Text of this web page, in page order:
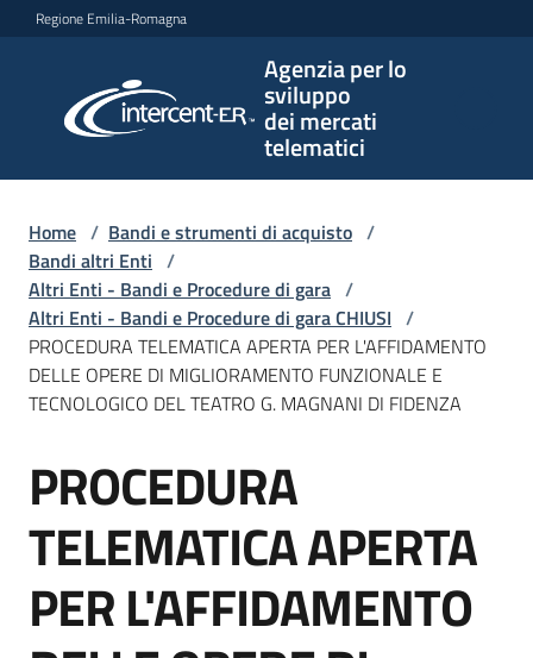
Vai al contenuto
Vai alla navigazione
Vai al footer
Regione Emilia-Romagna
Agenzia per lo
sviluppo
dei mercati
telematici
per lo
sviluppo
telematici
L'Agenzia
e
strumenti
acquisto
Supporto
Home / Bandi e strumenti di acquisto /
Bandi altri Enti /
Altri Enti - Bandi e Procedure di gara /
Altri Enti - Bandi e Procedure di gara CHIUSI /
PROCEDURA TELEMATICA APERTA PER L'AFFIDAMENTO
DELLE OPERE DI MIGLIORAMENTO FUNZIONALE E
TECNOLOGICO DEL TEATRO G. MAGNANI DI FIDENZA
Salta al contenuto
PROCEDURA
TELEMATICA APERTA
PER L'AFFIDAMENTO